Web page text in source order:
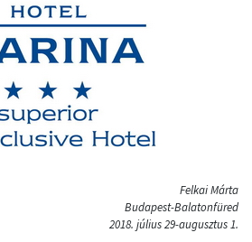
Felkai Márta
Budapest-Balatonfüred
2018. július 29-augusztus 1.